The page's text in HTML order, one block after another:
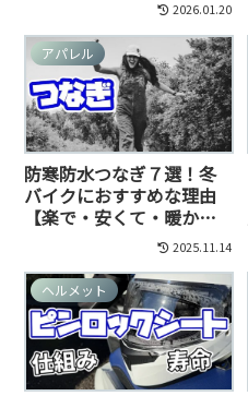
2026.01.20
アパレル
防寒防水つなぎ７選！冬
バイクにおすすめな理由
【楽で・安くて・暖か
2025.11.14
ヘルメット